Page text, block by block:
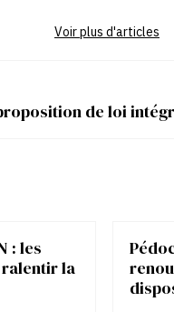
de loi
Voir plus d'articles
: les
la